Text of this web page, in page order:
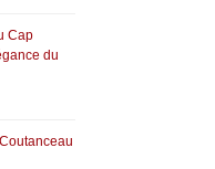
Cap
du